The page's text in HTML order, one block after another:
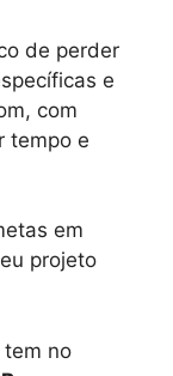
de perder
e
com
tempo e
em
projeto
tem no